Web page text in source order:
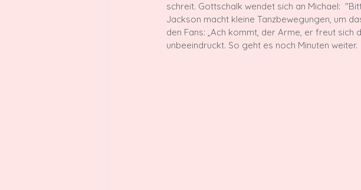
schreit. Gottschalk wendet sich an Michael:
Jackson macht kleine Tanzbewegungen, um
den Fans: „Ach kommt, der Arme, er freut sich
unbeeindruckt. So geht es noch Minuten weiter.